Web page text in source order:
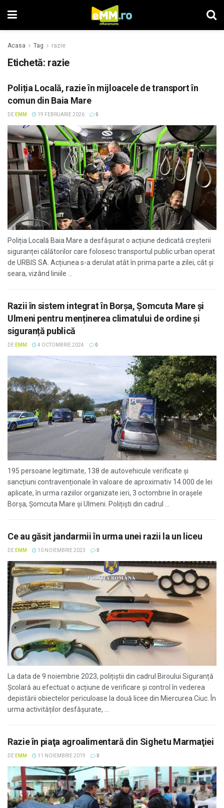
Acasa Tag razie
Etichetă: razie
Poliția Locală, razie în mijloacele de transport în
comun din Baia Mare
DE EMM 19 FEBRUARIE 2026 0
Poliția Locală Baia Mare a desfășurat o acțiune dedicată creșterii
siguranței călătorilor care folosesc transportul public urban operat
de URBIS SA. Acțiunea s-a derulat atât în prima parte a zilei, cât și
seara, vizând liniile ...
Razii în sistem integrat în Borșa, Șomcuta Mare și
Ulmeni pentru menținerea climatului de ordine și
siguranță publică
DE EMM 4 OCTOMBRIE 2024 0
195 persoane legitimate, 138 de autovehicule verificate și
sancțiuni contravenționale în valoare de aproximativ 14.000 de lei
aplicate, în urma raziilor organizate ieri, 3 octombrie în orașele
Borșa, Șomcuta Mare și Ulmeni. Polițiști din cadrul ...
Ce au găsit jandarmii în urma unei razii la un liceu
DE EMM 10 NOIEMBRIE 2023 0
La data de 9 noiembrie 2023, polițiștii din cadrul Biroului Siguranță
Școlară au efectuat o acțiune de verificare și control în vederea
depistării obiectelor periculoase la două licee din Miercurea Ciuc. În
urma activităților desfășurate, ...
Razie în piaţa agroalimentară din Sighetu Marmaţiei
DE EMM 11 NOIEMBRIE 2019 0